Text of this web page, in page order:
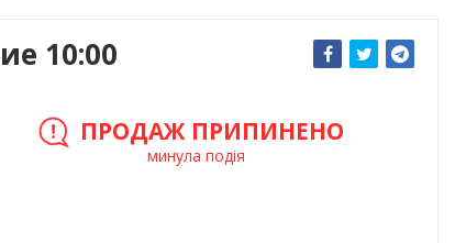
10:00
ПРОДАЖ ПРИПИНЕНО
минула подія